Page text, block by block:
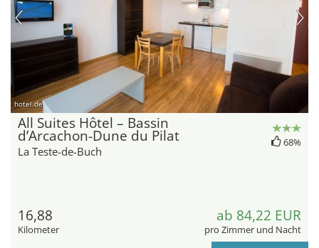
hotel.de
All Suites Hôtel – Bassin
d’Arcachon-Dune du Pilat
La Teste-de-Buch
68%
16,88
Kilometer
ab 84,22 EUR
pro Zimmer und Nacht